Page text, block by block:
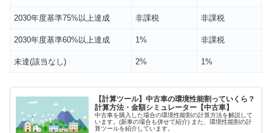
2030年度基準75%以上達成 非課税 非課税
2030年度基準60%以上達成 1% 非課税
未達(該当なし) 2% 1%
【計算ツール】中古車の環境性能割っていくら？
計算方法・金額シミュレーター【中古車】
中古車を購入した場合の環境性能割の計算方法を解説して
います。(新車の場合も併せて紹介) また、環境性能割の計
算ツールを紹介しています。